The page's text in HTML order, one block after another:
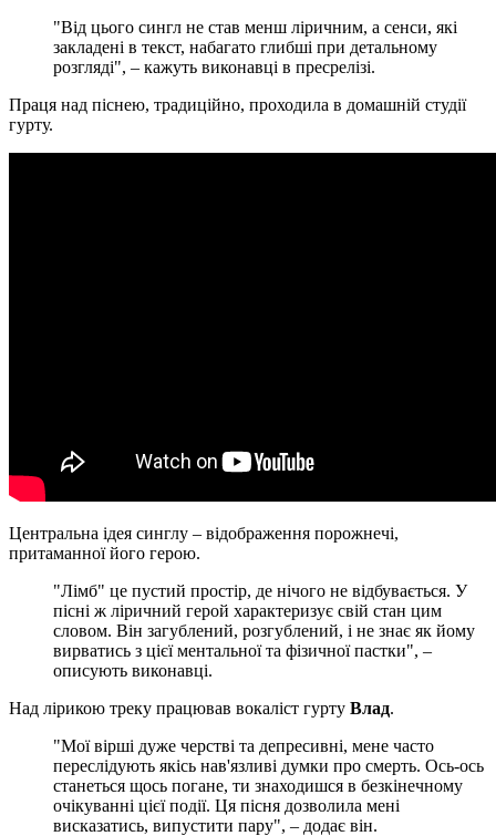
"Від цього сингл не став менш ліричним, а сенси, які
закладені в текст, набагато глибші при детальному
розгляді", – кажуть виконавці в пресрелізі.
Праця над піснею, традиційно, проходила в домашній студії
гурту.
Центральна ідея синглу – відображення порожнечі,
притаманної його герою.
"Лімб" це пустий простір, де нічого не відбувається. У
пісні ж ліричний герой характеризує свій стан цим
словом. Він загублений, розгублений, і не знає як йому
вирватись з цієї ментальної та фізичної пастки", –
описують виконавці.
Над лірикою треку працював вокаліст гурту Влад.
"Мої вірші дуже черстві та депресивні, мене часто
переслідують якісь нав'язливі думки про смерть. Ось-ось
станеться щось погане, ти знаходишся в безкінечному
очікуванні цієї події. Ця пісня дозволила мені
висказатись, випустити пару", – додає він.